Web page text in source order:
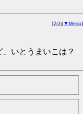
[2ch| ▼Menu]
いとうまいこは？